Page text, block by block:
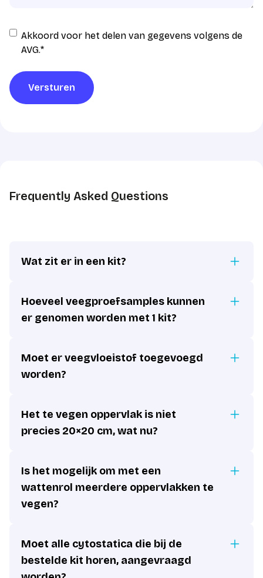
Instemming
AVG
Akkoord voor het delen van gegevens volgens de
AVG.*
Versturen
Frequently Asked Questions
Wat zit er in een kit?
Hoeveel veegproefsamples kunnen
er genomen worden met 1 kit?
Moet er veegvloeistof toegevoegd
worden?
Het te vegen oppervlak is niet
precies 20×20 cm, wat nu?
Is het mogelijk om met een
wattenrol meerdere oppervlakken te
vegen?
Moet alle cytostatica die bij de
bestelde kit horen, aangevraagd